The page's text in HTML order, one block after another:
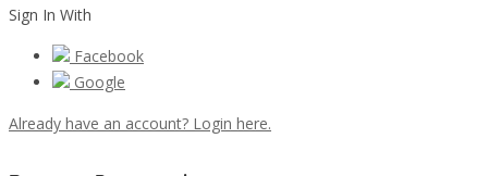
Sign In With
Facebook
Google
Already have an account? Login here.